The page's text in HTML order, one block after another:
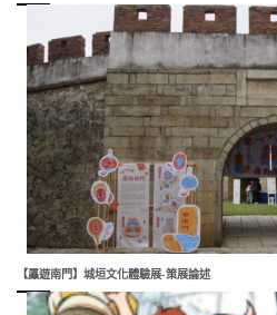
【屭遊南門】城垣文化體驗展-策展論述